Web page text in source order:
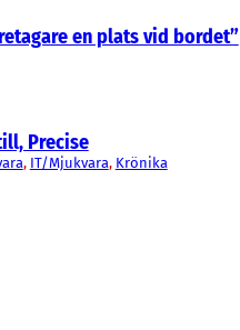
en plats vid bordet”
Precise
, IT/Mjukvara, Krönika